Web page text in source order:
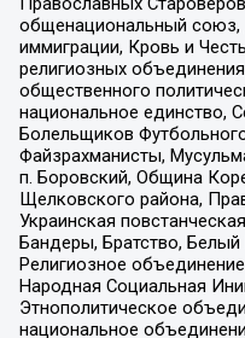
общенациональный союз,
иммиграции, Кровь и
религиозных
общественного
национальное единство,
Болельщиков
Файзрахманисты,
п. Боровский, Община
Щелковского района,
Украинская
Бандеры, Братство,
Религиозное
Народная Социальная
Этнополитическое
национальное